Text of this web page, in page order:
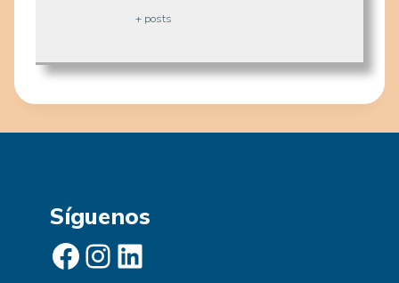
+ posts
Síguenos
Facebook Instagram LinkedIn